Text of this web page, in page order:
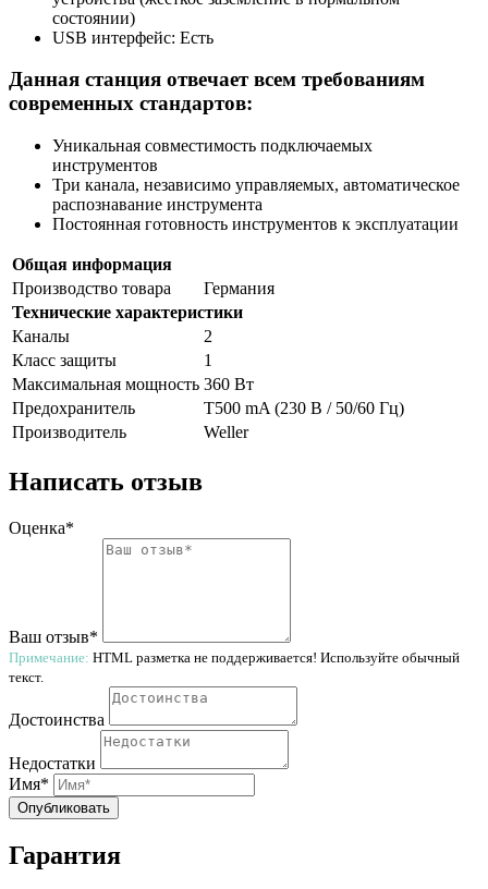
состоянии)
USB интерфейс: Есть
Данная станция отвечает всем требованиям
современных стандартов:
Уникальная совместимость подключаемых
инструментов
Три канала, независимо управляемых, автоматическое
распознавание инструмента
Постоянная готовность инструментов к эксплуатации
Общая информация
Производство товара
Германия
Технические характеристики
Каналы
2
Класс защиты
1
Максимальная мощность 360 Вт
Предохранитель
T500 mA (230 В / 50/60 Гц)
Производитель
Weller
Написать отзыв
Оценка*
Ваш отзыв*
Примечание: HTML разметка не поддерживается! Используйте обычный
текст.
Достоинства
Недостатки
Имя*
Опубликовать
Гарантия